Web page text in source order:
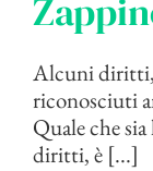
Alcuni diritti,
riconosciuti
Quale che
diritti, è [...]